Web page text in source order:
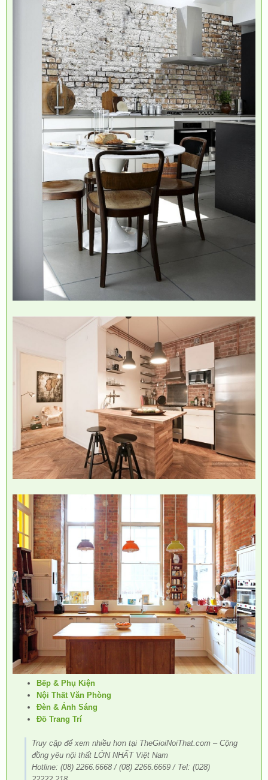
Bếp & Phụ Kiện
Nội Thất Văn Phòng
Đèn & Ánh Sáng
Đồ Trang Trí
Truy cập để xem nhiều hơn tại TheGioiNoiThat.com – Cộng
đồng yêu nội thất LỚN NHẤT Việt Nam
Hotline: (08) 2266.6668 / (08) 2266.6669 / Tel: (028)